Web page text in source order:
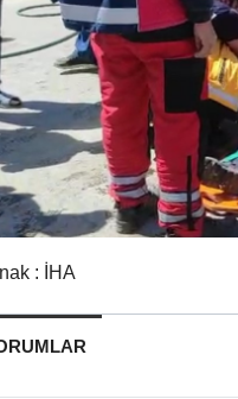
: İHA